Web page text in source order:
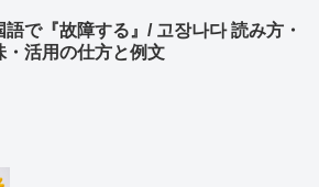
語で『故障する』/ 고장나다 読み方・
・活用の仕方と例文